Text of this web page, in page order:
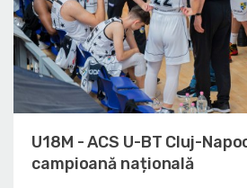
U18M - ACS U-BT Cluj-
campioană națională